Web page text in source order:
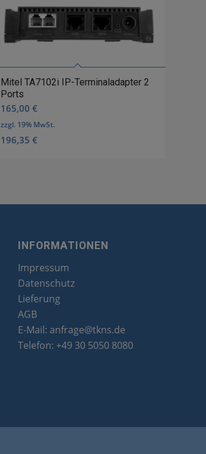
Mitel TA7102i IP-Terminaladapter 2
Ports
165,00 €
zzgl. 19% MwSt.
196,35 €
INFORMATIONEN
Impressum
Datenschutz
Lieferung
AGB
E-Mail: anfrage@tkns.de
Telefon: +49 30 5050 8080